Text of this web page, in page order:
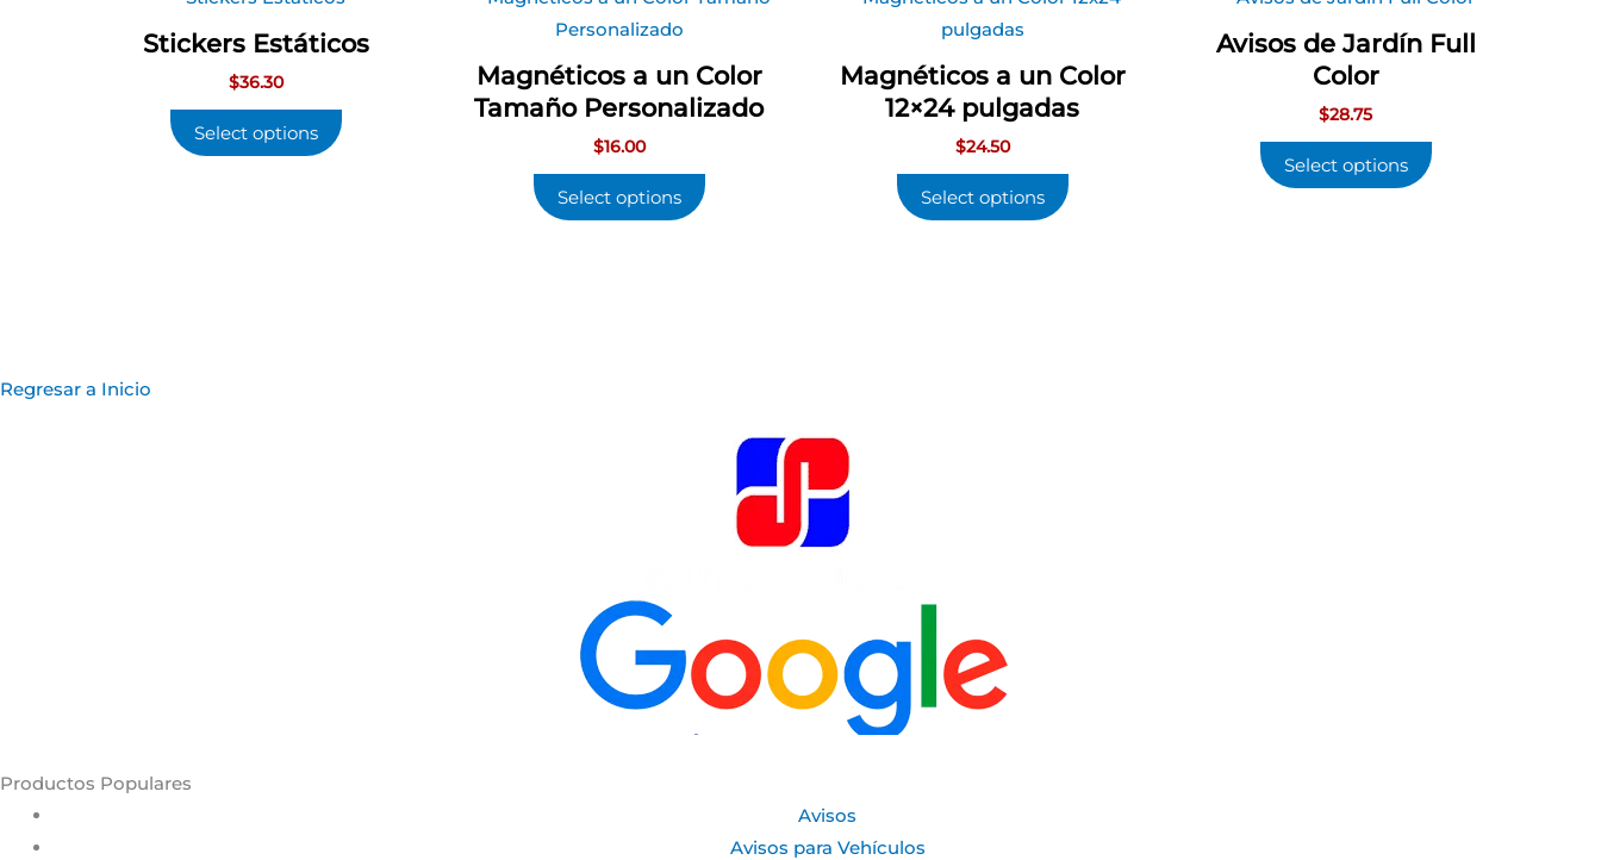
Stickers Estáticos
$36.30
Select options
Magnéticos a un Color
Tamaño Personalizado
$16.00
Select options
Magnéticos a un Color
12×24 pulgadas
$24.50
Select options
Avisos de Jardín Full
Color
$28.75
Select options
Regresar a Inicio
Productos Populares
Avisos
Avisos para Vehículos